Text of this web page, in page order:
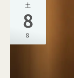
土
8
8